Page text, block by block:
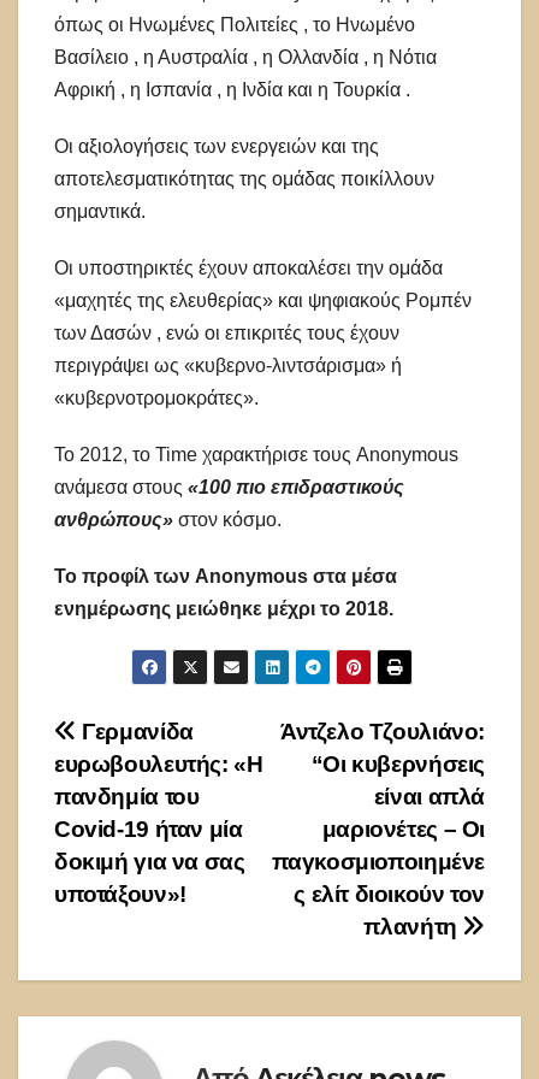
όπως οι Ηνωμένες Πολιτείες , το Ηνωμένο
Βασίλειο , η Αυστραλία , η Ολλανδία , η Νότια
Αφρική , η Ισπανία , η Ινδία και η Τουρκία .
Οι αξιολογήσεις των ενεργειών και της
αποτελεσματικότητας της ομάδας ποικίλλουν
σημαντικά.
Οι υποστηρικτές έχουν αποκαλέσει την ομάδα
«μαχητές της ελευθερίας» και ψηφιακούς Ρομπέν
των Δασών , ενώ οι επικριτές τους έχουν
περιγράψει ως «κυβερνο-λιντσάρισμα» ή
«κυβερνοτρομοκράτες».
Το 2012, το Time χαρακτήρισε τους Anonymous
ανάμεσα στους «100 πιο επιδραστικούς
ανθρώπους» στον κόσμο.
Το προφίλ των Anonymous στα μέσα
ενημέρωσης μειώθηκε μέχρι το 2018.
Πλοήγηση
άρθρων
Άντζελο Τζουλιάνο:
“Οι κυβερνήσεις
είναι απλά
μαριονέτες – Οι
παγκοσμιοποιημένε
ς ελίτ διοικούν τον
πλανήτη
Γερμανίδα
ευρωβουλευτής: «Η
πανδημία του
Covid-19 ήταν μία
δοκιμή για να σας
υποτάξουν»!